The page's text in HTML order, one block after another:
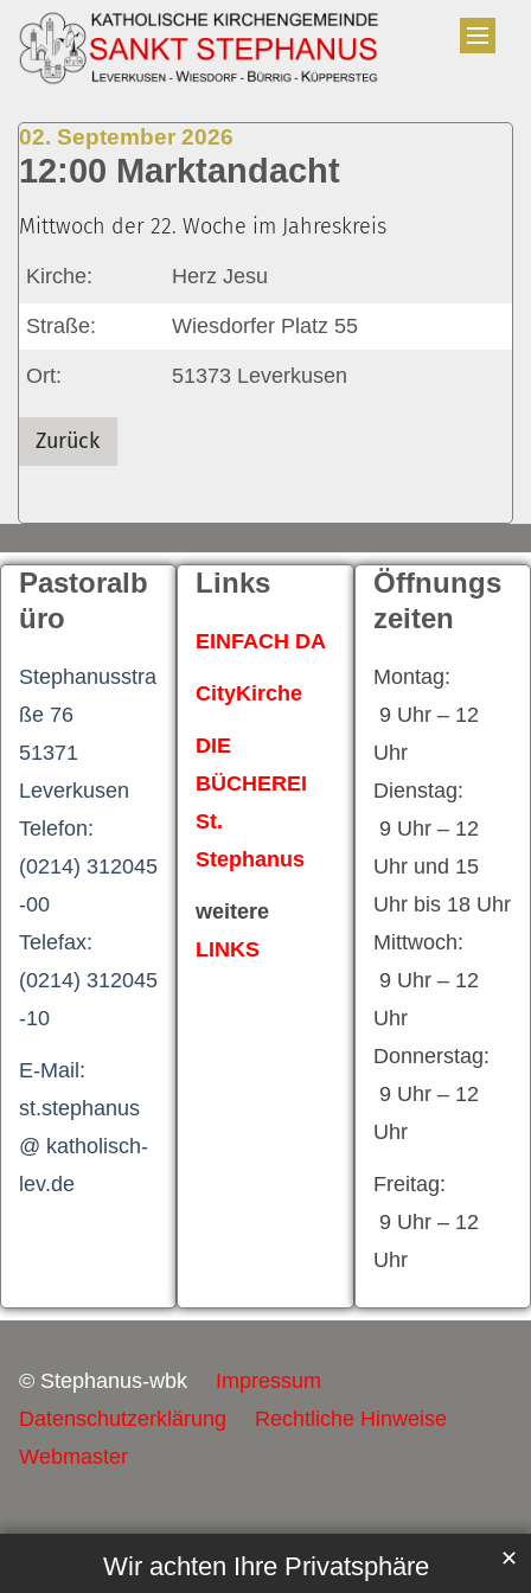
Wir achten Ihre Privatsphäre ✕
Zum Inhalt springen
02. September 2026
12:00 Marktandacht
Mittwoch der 22. Woche im Jahreskreis
Kirche: Herz Jesu
Straße: Wiesdorfer Platz 55
Ort: 51373 Leverkusen
Zurück
Pastoralb
üro
Stephanusstra
ße 76
51371
Leverkusen
Telefon:
(0214) 312045
-00
Telefax:
(0214) 312045
-10
E-Mail:
st.stephanus
@ katholisch-
lev.de
Links
EINFACH DA
CityKirche
DIE
BÜCHEREI
St.
Stephanus
weitere
LINKS
Öffnungs
zeiten
Montag:
9 Uhr – 12
Uhr
Dienstag:
9 Uhr – 12
Uhr und 15
Uhr bis 18 Uhr
Mittwoch:
9 Uhr – 12
Uhr
Donnerstag:
9 Uhr – 12
Uhr
Freitag:
9 Uhr – 12
Uhr
© Stephanus-wbk
Impressum
Datenschutzerklärung
Rechtliche Hinweise
Webmaster